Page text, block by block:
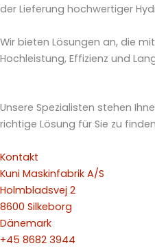
der Lieferung hochwertiger
Wir bieten Lösungen an, die
Hochleistung, Effizienz und
Unsere Spezialisten stehen
richtige Lösung für Sie zu
Kontakt
Kuni Maskinfabrik A/S
Holmbladsvej 2
8600 Silkeborg
Dänemark
+45 8682 3944